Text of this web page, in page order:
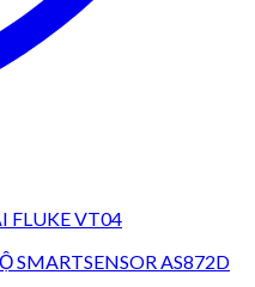
FLUKE VT04